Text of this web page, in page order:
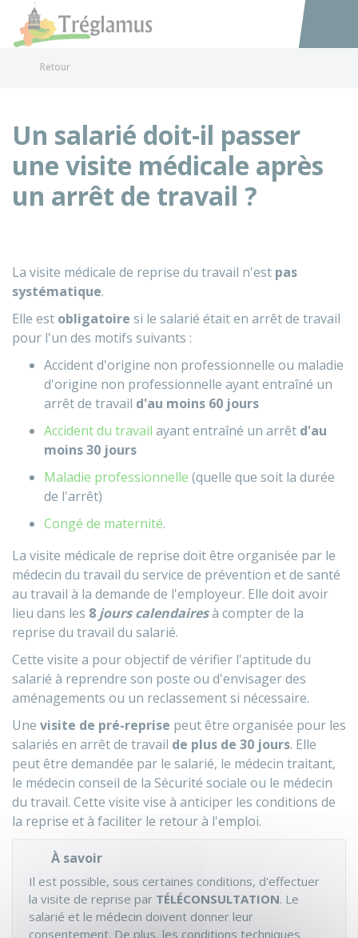
Accéder
Retour
Un salarié doit-il passer
une visite médicale après
un arrêt de travail ?
La visite médicale de reprise du travail n'est pas
systématique.
Elle est obligatoire si le salarié était en arrêt de travail
pour l'un des motifs suivants :
Accident d'origine non professionnelle ou maladie
d'origine non professionnelle ayant entraîné un
arrêt de travail d'au moins 60 jours
Accident du travail ayant entraîné un arrêt d'au
moins 30 jours
Maladie professionnelle (quelle que soit la durée
de l'arrêt)
Congé de maternité.
La visite médicale de reprise doit être organisée par le
médecin du travail du service de prévention et de santé
au travail à la demande de l'employeur. Elle doit avoir
lieu dans les 8 jours calendairesà compter de la
reprise du travail du salarié.
Cette visite a pour objectif de vérifier l'aptitude du
salarié à reprendre son poste ou d'envisager des
aménagements ou un reclassement si nécessaire.
Une visite de pré-reprise peut être organisée pour les
salariés en arrêt de travail de plus de 30 jours. Elle
peut être demandée par le salarié, le médecin traitant,
le médecin conseil de la Sécurité sociale ou le médecin
du travail. Cette visite vise à anticiper les conditions de
la reprise et à faciliter le retour à l'emploi.
À savoir
Il est possible, sous certaines conditions, d'effectuer
la visite de reprise par TÉLÉCONSULTATION. Le
salarié et le médecin doivent donner leur
consentement. De plus, les conditions techniques